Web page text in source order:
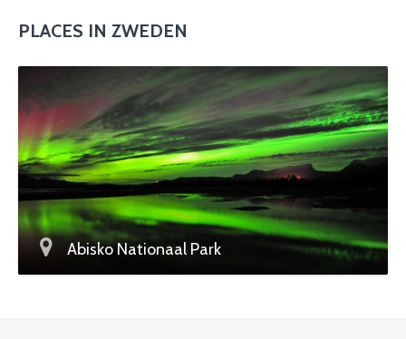
PLACES IN ZWEDEN
Abisko Nationaal Park